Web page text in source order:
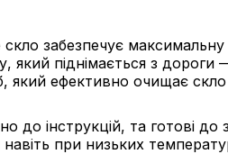
забезпечує
який піднімається з
який ефективно очищає
інструкцій, та готові до
при низьких